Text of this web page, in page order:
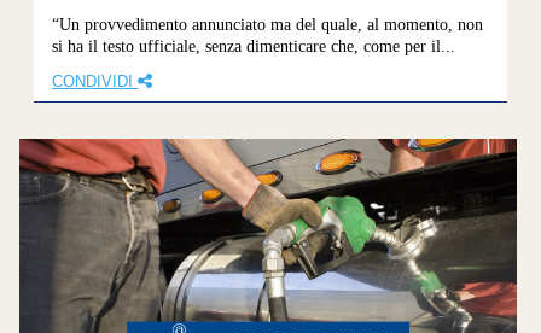
“Un provvedimento annunciato ma del quale, al momento, non
si ha il testo ufficiale, senza dimenticare che, come per il...
CONDIVIDI